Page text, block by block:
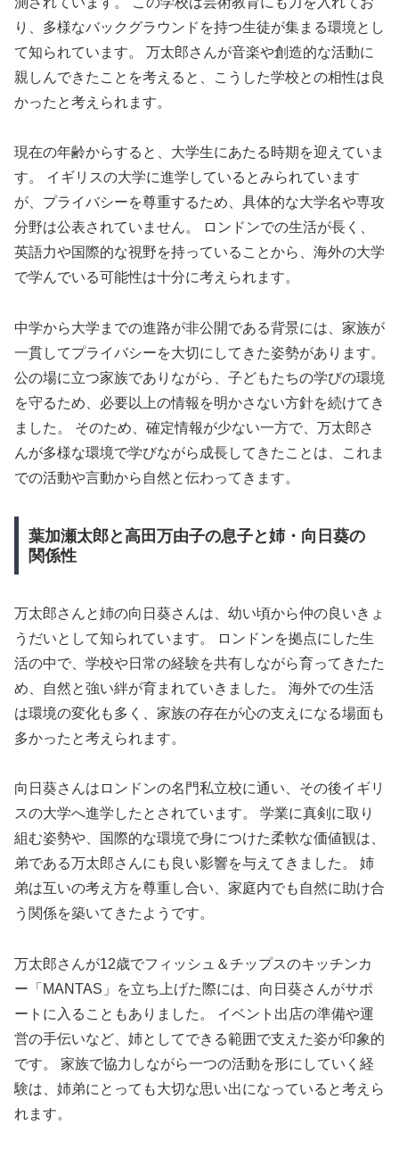
り、多様なバックグラウンドを持つ生徒が集まる環境とし
て知られています。 万太郎さんが音楽や創造的な活動に
親しんできたことを考えると、こうした学校との相性は良
かったと考えられます。
現在の年齢からすると、大学生にあたる時期を迎えていま
す。 イギリスの大学に進学しているとみられています
が、プライバシーを尊重するため、具体的な大学名や専攻
分野は公表されていません。 ロンドンでの生活が長く、
英語力や国際的な視野を持っていることから、海外の大学
で学んでいる可能性は十分に考えられます。
中学から大学までの進路が非公開である背景には、家族が
一貫してプライバシーを大切にしてきた姿勢があります。
公の場に立つ家族でありながら、子どもたちの学びの環境
を守るため、必要以上の情報を明かさない方針を続けてき
ました。 そのため、確定情報が少ない一方で、万太郎さ
んが多様な環境で学びながら成長してきたことは、これま
での活動や言動から自然と伝わってきます。
葉加瀬太郎と高田万由子の息子と姉・向日葵の
関係性
万太郎さんと姉の向日葵さんは、幼い頃から仲の良いきょ
うだいとして知られています。 ロンドンを拠点にした生
活の中で、学校や日常の経験を共有しながら育ってきたた
め、自然と強い絆が育まれていきました。 海外での生活
は環境の変化も多く、家族の存在が心の支えになる場面も
多かったと考えられます。
向日葵さんはロンドンの名門私立校に通い、その後イギリ
スの大学へ進学したとされています。 学業に真剣に取り
組む姿勢や、国際的な環境で身につけた柔軟な価値観は、
弟である万太郎さんにも良い影響を与えてきました。 姉
弟は互いの考え方を尊重し合い、家庭内でも自然に助け合
う関係を築いてきたようです。
万太郎さんが12歳でフィッシュ＆チップスのキッチンカ
ー「MANTAS」を立ち上げた際には、向日葵さんがサポ
ートに入ることもありました。 イベント出店の準備や運
営の手伝いなど、姉としてできる範囲で支えた姿が印象的
です。 家族で協力しながら一つの活動を形にしていく経
験は、姉弟にとっても大切な思い出になっていると考えら
れます。